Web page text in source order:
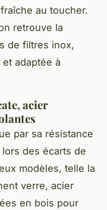
au toucher.
retrouve la
de filtres inox,
adaptée à
acier
par sa résistance
des écarts de
modèles, telle la
verre, acier
en bois pour